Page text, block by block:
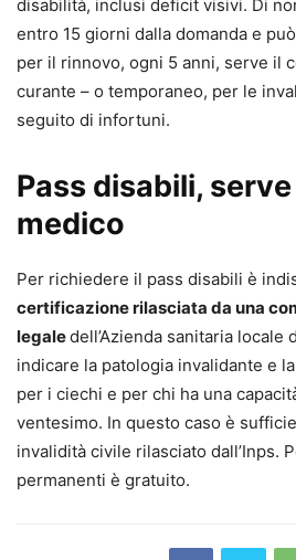
disabilità, inclusi deficit visivi. Di
entro 15 giorni dalla domanda e
per il rinnovo, ogni 5 anni, serve il
curante – o temporaneo, per le
seguito di infortuni.
Pass disabili,
medico
Per richiedere il pass disabili è
certificazione rilasciata da una
legaledell’Azienda sanitaria locale
indicare la patologia invalidante e
per i ciechi e per chi ha una
ventesimo. In questo caso è
invalidità civile rilasciato dall’Inps.
permanenti è gratuito.